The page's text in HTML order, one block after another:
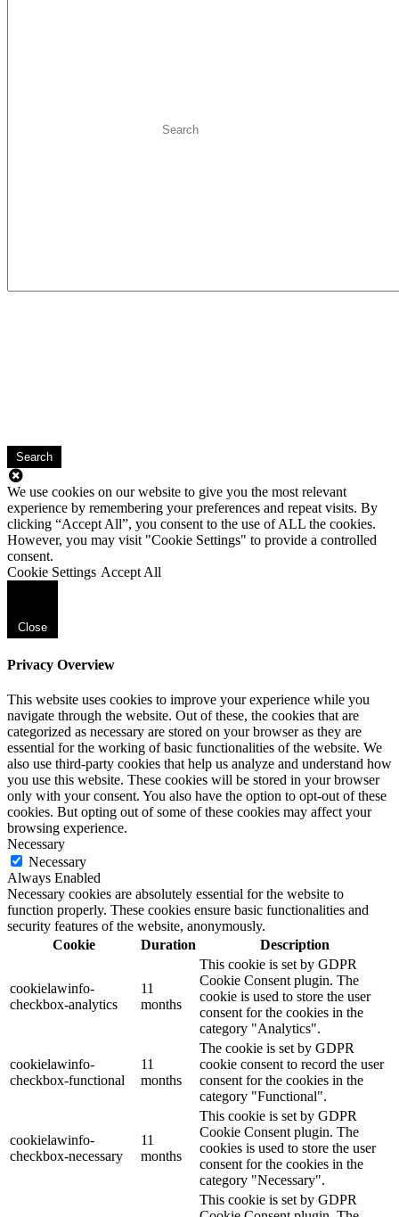
Search
We use cookies on our website to give you the most relevant
experience by remembering your preferences and repeat visits. By
clicking “Accept All”, you consent to the use of ALL the cookies.
However, you may visit "Cookie Settings" to provide a controlled
consent.
Cookie Settings Accept All
Close
Privacy Overview
This website uses cookies to improve your experience while you
navigate through the website. Out of these, the cookies that are
categorized as necessary are stored on your browser as they are
essential for the working of basic functionalities of the website. We
also use third-party cookies that help us analyze and understand how
you use this website. These cookies will be stored in your browser
only with your consent. You also have the option to opt-out of these
cookies. But opting out of some of these cookies may affect your
browsing experience.
Necessary
Necessary
Always Enabled
Necessary cookies are absolutely essential for the website to
function properly. These cookies ensure basic functionalities and
security features of the website, anonymously.
Cookie
Duration Description
cookielawinfo-
checkbox-analytics
11
months
This cookie is set by GDPR
Cookie Consent plugin. The
cookie is used to store the user
consent for the cookies in the
category "Analytics".
cookielawinfo-
checkbox-functional
11
months
The cookie is set by GDPR
cookie consent to record the user
consent for the cookies in the
category "Functional".
cookielawinfo-
checkbox-necessary
11
months
This cookie is set by GDPR
Cookie Consent plugin. The
cookies is used to store the user
consent for the cookies in the
category "Necessary".
This cookie is set by GDPR